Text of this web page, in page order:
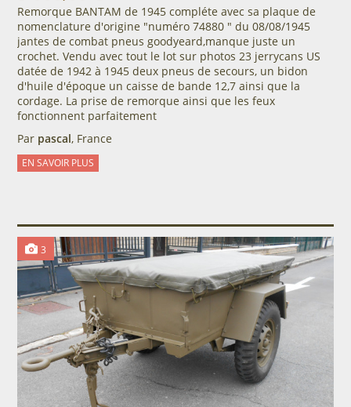
Remorque BANTAM de 1945 compléte avec sa plaque de
nomenclature d'origine "numéro 74880 " du 08/08/1945
jantes de combat pneus goodyeard,manque juste un
crochet. Vendu avec tout le lot sur photos 23 jerrycans US
datée de 1942 à 1945 deux pneus de secours, un bidon
d'huile d'époque un caisse de bande 12,7 ainsi que la
cordage. La prise de remorque ainsi que les feux
fonctionnent parfaitement
Par pascal, France
EN SAVOIR PLUS
3